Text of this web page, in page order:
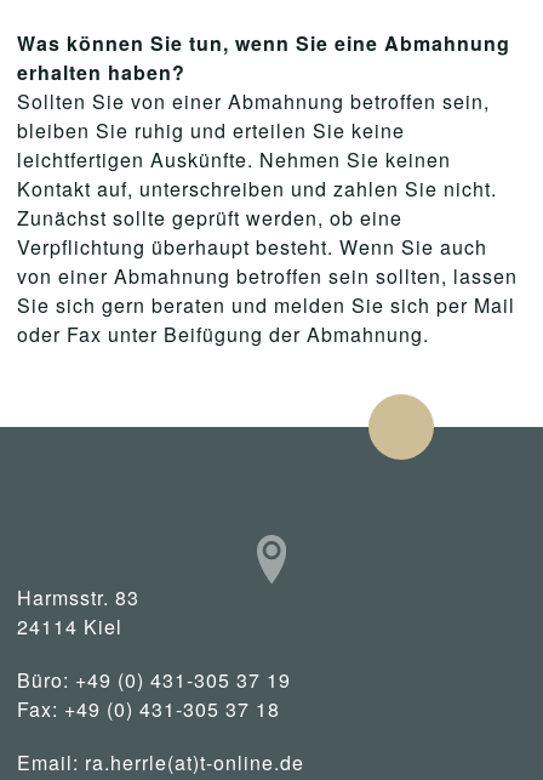
Was können Sie tun, wenn Sie eine Abmahnung
erhalten haben?
Sollten Sie von einer Abmahnung betroffen sein,
bleiben Sie ruhig und erteilen Sie keine
leichtfertigen Auskünfte. Nehmen Sie keinen
Kontakt auf, unterschreiben und zahlen Sie nicht.
Zunächst sollte geprüft werden, ob eine
Verpflichtung überhaupt besteht. Wenn Sie auch
von einer Abmahnung betroffen sein sollten, lassen
Sie sich gern beraten und melden Sie sich per Mail
oder Fax unter Beifügung der Abmahnung.
Harmsstr. 83
24114 Kiel
Büro: +49 (0) 431-305 37 19
Fax: +49 (0) 431-305 37 18
Email: ra.herrle(at)t-online.de